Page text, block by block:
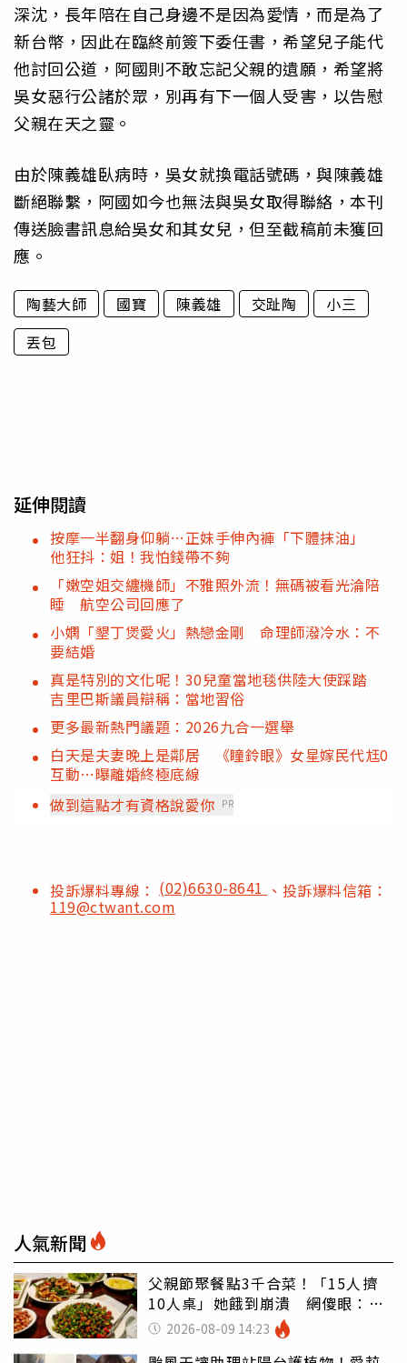
深沈，長年陪在自己身邊不是因為愛情，而是為了
新台幣，因此在臨終前簽下委任書，希望兒子能代
他討回公道，阿國則不敢忘記父親的遺願，希望將
吳女惡行公諸於眾，別再有下一個人受害，以告慰
父親在天之靈。
由於陳義雄臥病時，吳女就換電話號碼，與陳義雄
斷絕聯繫，阿國如今也無法與吳女取得聯絡，本刊
傳送臉書訊息給吳女和其女兒，但至截稿前未獲回
應。
陶藝大師 國寶 陳義雄 交趾陶
小三
丟包
延伸閱讀
按摩一半翻身仰躺…正妹手伸內褲「下體抹油」
他狂抖：姐！我怕錢帶不夠
「嫩空姐交纏機師」不雅照外流！無碼被看光淪陪
睡 航空公司回應了
小嫻「墾丁煲愛火」熱戀金剛 命理師潑冷水：不
要結婚
真是特別的文化呢！30兒童當地毯供陸大使踩踏
吉里巴斯議員辯稱：當地習俗
更多最新熱門議題：2026九合一選舉
白天是夫妻晚上是鄰居 《瞳鈴眼》女星嫁民代尪0
互動…曝離婚終極底線
做到這點才有資格說愛你 PR
投訴爆料專線： (02)6630-8641 、投訴爆料信箱：
119@ctwant.com
人氣新聞
父親節聚餐點3千合菜！「15人擠
10人桌」她餓到崩潰 網傻眼：讓
店家看笑話
2026-08-09 14:23